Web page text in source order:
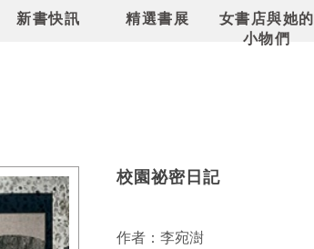
新書快訊 精選書展
女書店與她的
小物們
校園祕密日記
作者：李宛澍